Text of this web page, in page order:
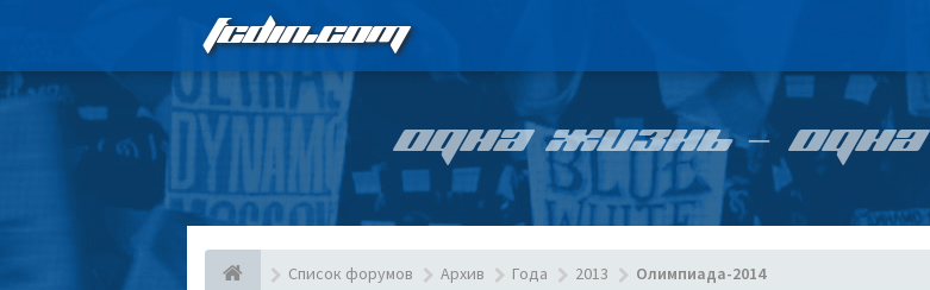
FCDIN.COM
ОДНА ЖИЗНЬ –
Список форумов Архив Года 2013 Олимпиада-2014